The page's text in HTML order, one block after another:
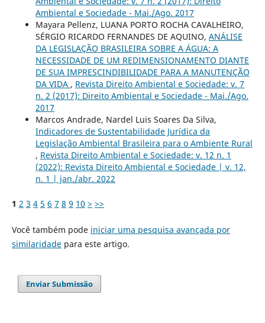
Ambiental e Sociedade - Mai./Ago. 2017
Mayara Pellenz, LUANA PORTO ROCHA CAVALHEIRO,
SÉRGIO RICARDO FERNANDES DE AQUINO, ANÁLISE
DA LEGISLAÇÃO BRASILEIRA SOBRE A ÁGUA: A
NECESSIDADE DE UM REDIMENSIONAMENTO DIANTE
DE SUA IMPRESCINDIBILIDADE PARA A MANUTENÇÃO
DA VIDA , Revista Direito Ambiental e Sociedade: v. 7
n. 2 (2017): Direito Ambiental e Sociedade - Mai./Ago.
2017
Marcos Andrade, Nardel Luis Soares Da Silva,
Indicadores de Sustentabilidade Jurídica da
Legislação Ambiental Brasileira para o Ambiente Rural
, Revista Direito Ambiental e Sociedade: v. 12 n. 1
(2022): Revista Direito Ambiental e Sociedade | v. 12,
n. 1 | jan./abr. 2022
1 2 3 4 5 6 7 8 9 10 > >>
Você também pode iniciar uma pesquisa avançada por
similaridadepara este artigo.
Enviar Submissão